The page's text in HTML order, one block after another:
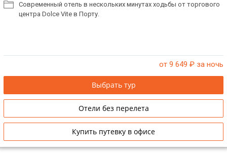
Современный отель в нескольких минутах ходьбы от торгового
центра Dolce Vite в Порту.
от 9 649 ₽ за ночь
Выбрать тур
Отели без перелета
Купить путевку в офисе